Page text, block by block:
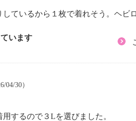
ているから１枚で着れそう。ヘビ
います
04/30）
するので３Lを選びました。